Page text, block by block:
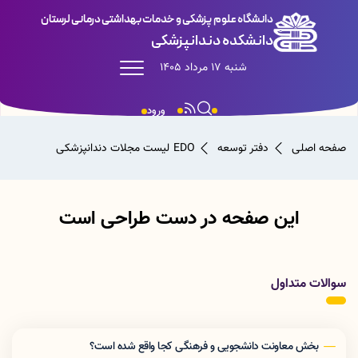
دانشگاه علوم پزشکی و خدمات بهداشتی درمانی لرستان
دانشکده دندانپزشکی
شنبه 17 مرداد 1405
ورود
صفحه اصلی دفتر توسعه EDO لیست مجلات دندانپزشکی
این صفحه در دست طراحی است
سوالات متداول
بخش معاونت دانشجویی و فرهنگی کجا واقع شده است؟